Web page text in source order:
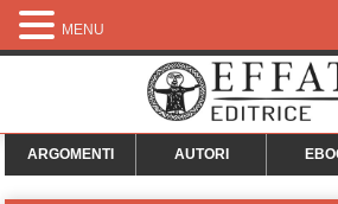
ARGOMENTI AUTORI
MENU